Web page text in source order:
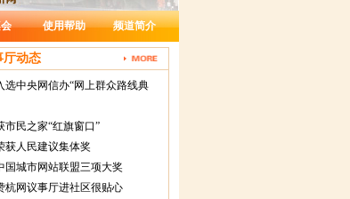
使用帮助 频道简介
厅动态
选中央网信办“网上群众路线典
市民之家“红旗窗口”
获人民建议集体奖
国城市网站联盟三项大奖
杭网议事厅进社区很贴心